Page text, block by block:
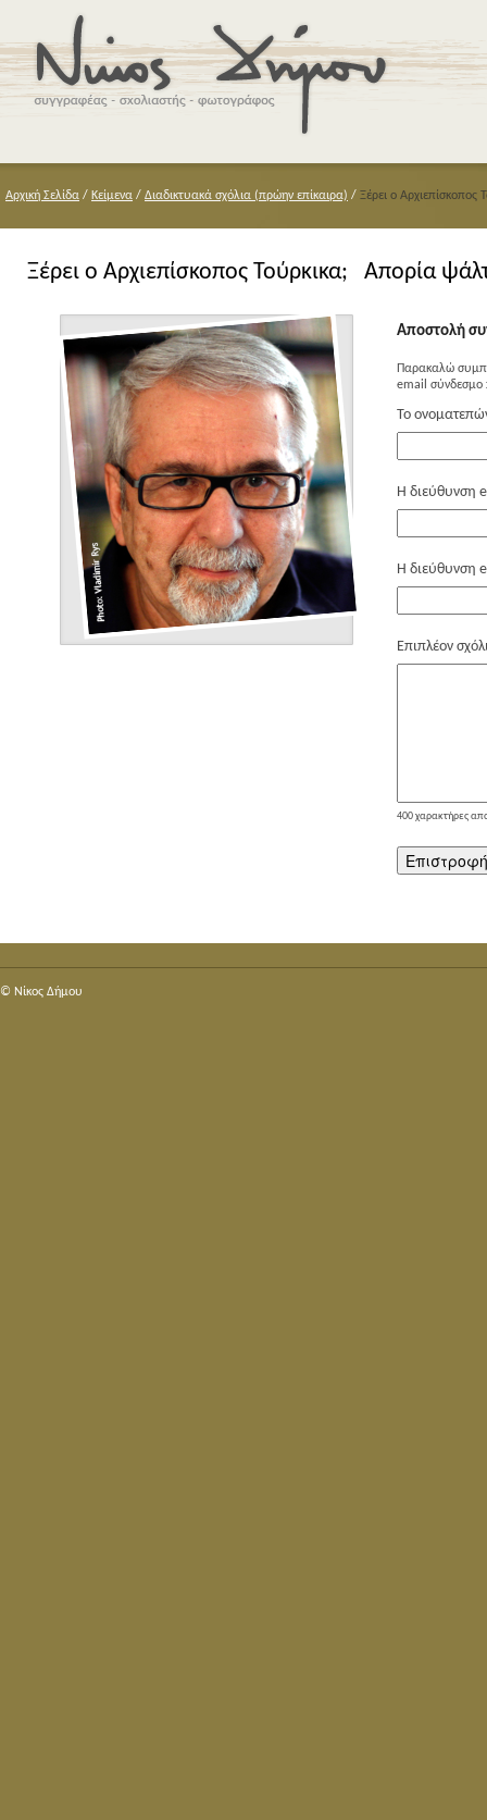
Αρχική Σελίδα / Κείμενα / Διαδικτυακά σχόλια (πρώην επίκαιρα) / Ξέρει ο
Ξέρει ο Αρχιεπίσκοπος Τούρκικα; Απορία
Αποστολή
Παρακαλώ
email σύνδεσμο
Το
Η διεύθυνση
Η διεύθυνση
Επιπλέον
400χαρακτήρες
© Nίκος Δήμου